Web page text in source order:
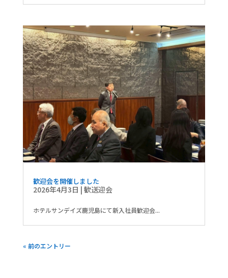
歓迎会を開催しました
2026年4月3日 | 歓送迎会
ホテルサンデイズ鹿児島にて新入社員歓迎会...
« 前のエントリー